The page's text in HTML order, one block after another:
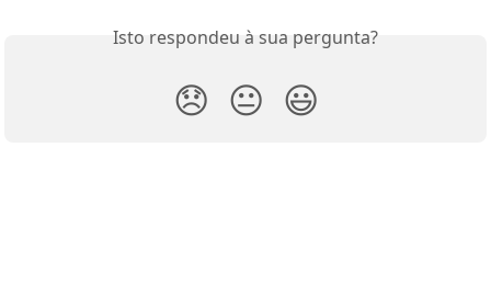
Isto respondeu à sua pergunta?
😞 😐 😃